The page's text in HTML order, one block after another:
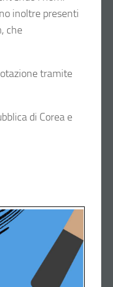
inoltre presenti
che
tramite
di Corea e